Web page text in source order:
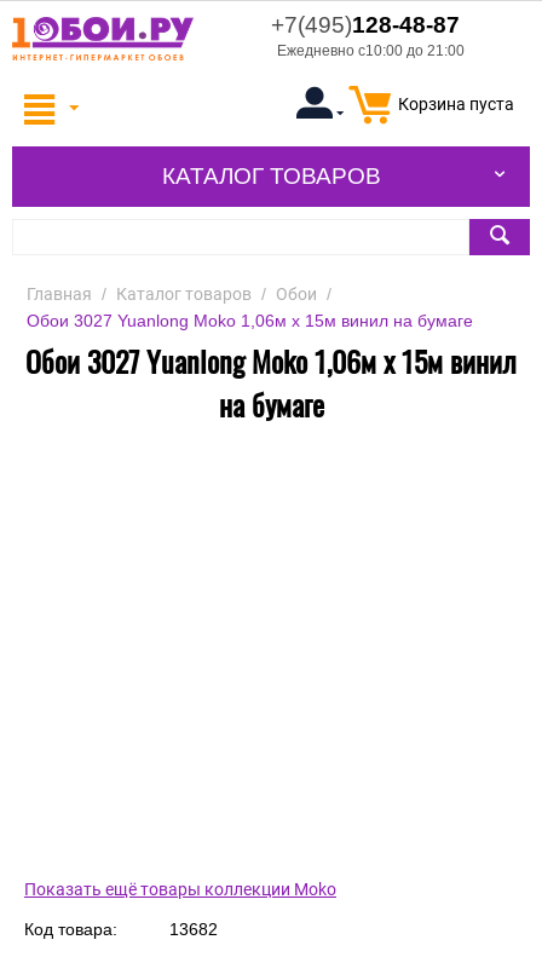
+7(495)128-48-87
Ежедневно с10:00 до 21:00
Корзина пуста
КАТАЛОГ ТОВАРОВ
Главная / Каталог товаров / Обои /
Обои 3027 Yuanlong Moko 1,06м x 15м винил на бумаге
Обои 3027 Yuanlong Moko 1,06м x 15м винил
на бумаге
Показать ещё товары коллекции Moko
Код товара: 13682